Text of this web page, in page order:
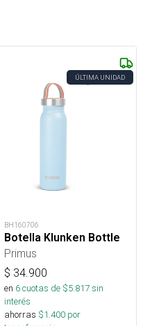
ÚLTIMA UNIDAD
BH160706
Botella Klunken Bottle
Primus
$ 34.900
en 6cuotas de $5.817sin
interés
ahorras $1.400 por